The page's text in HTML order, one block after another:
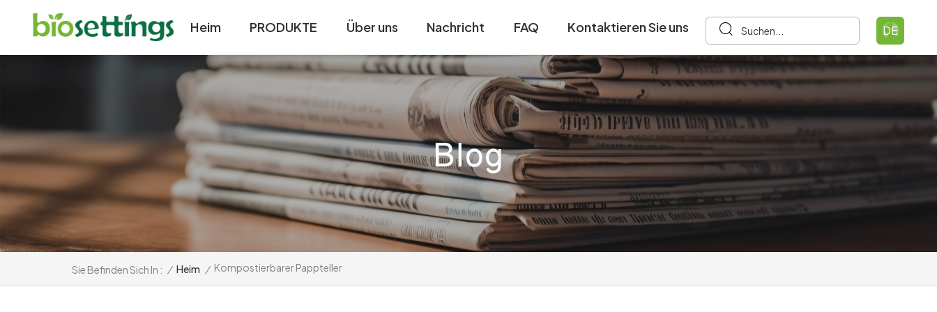
Heim PRODUKTE Über uns Nachricht FAQ Kontaktieren Sie uns DE
Sie Befinden Sich In : / Heim / Kompostierbarer Pappteller